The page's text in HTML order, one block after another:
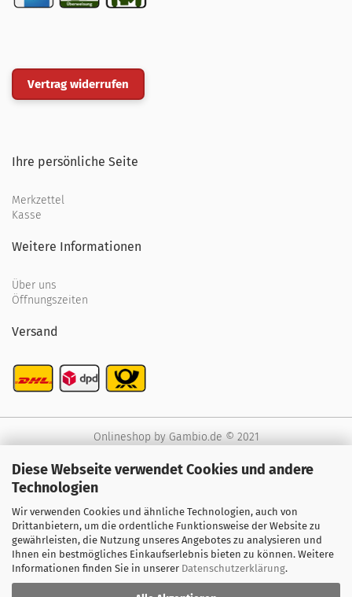
Diese Webseite verwendet Cookies und andere
Technologien
Wir verwenden Cookies und ähnliche Technologien, auch von
Drittanbietern, um die ordentliche Funktionsweise der Website zu
gewährleisten, die Nutzung unseres Angebotes zu analysieren und
Ihnen ein bestmögliches Einkaufserlebnis bieten zu können. Weitere
Informationen finden Sie in unserer Datenschutzerklärung.
Vertrag widerrufen
Ihre persönliche Seite
Merkzettel
Kasse
Weitere Informationen
Über uns
Öffnungszeiten
Versand
Onlineshopby Gambio.de © 2021